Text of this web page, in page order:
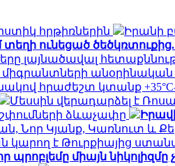
հրթիռներին
Իրանի
ունեցած
լայնածավալ
միգրանտների
հրաժեշտ կտանք
Մեսսին վերադարձել է
ձևաչափը
Նոր Կյանք, Կառնուտ և
կարող է Թուրքիայից
միայն նիկոլիզմը